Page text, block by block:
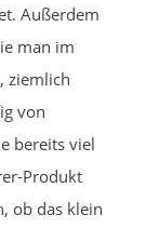
Außerdem
man im
ziemlich
von
bereits viel
Produkt
ob das klein